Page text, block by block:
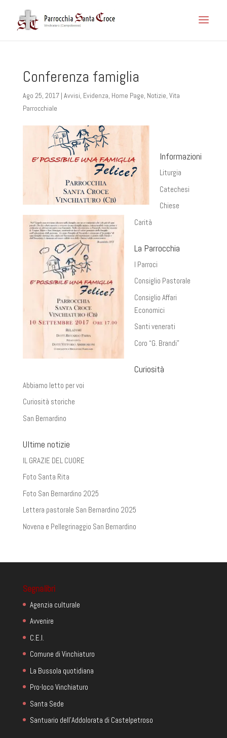
Conferenza famiglia
Ago 25, 2017| Avvisi, Evidenza, Home Page, Notizie, Vita
Parrocchiale
Informazioni
Liturgia
Catechesi
Chiese
Carità
La Parrocchia
I Parroci
Consiglio Pastorale
Consiglio Affari
Economici
Santi venerati
Coro “G. Brandi”
Curiosità
Abbiamo letto per voi
Curiosità storiche
San Bernardino
Ultime notizie
IL GRAZIE DEL CUORE
Foto Santa Rita
Foto San Bernardino 2025
Lettera pastorale San Bernardino 2025
Novena e Pellegrinaggio San Bernardino
Segnalibri
Agenzia culturale
Avvenire
C.E.I.
Comune di Vinchiaturo
La Bussola quotidiana
Pro-loco Vinchiaturo
Santa Sede
Santuario dell'Addolorata di Castelpetroso